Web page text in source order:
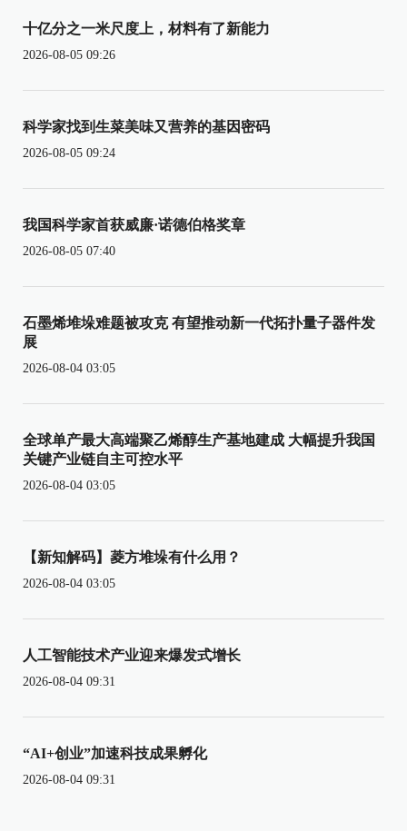
十亿分之一米尺度上，材料有了新能力
2026-08-05 09:26
科学家找到生菜美味又营养的基因密码
2026-08-05 09:24
我国科学家首获威廉·诺德伯格奖章
2026-08-05 07:40
石墨烯堆垛难题被攻克 有望推动新一代拓扑量子器件发
展
2026-08-04 03:05
全球单产最大高端聚乙烯醇生产基地建成 大幅提升我国
关键产业链自主可控水平
2026-08-04 03:05
【新知解码】菱方堆垛有什么用？
2026-08-04 03:05
人工智能技术产业迎来爆发式增长
2026-08-04 09:31
“AI+创业”加速科技成果孵化
2026-08-04 09:31